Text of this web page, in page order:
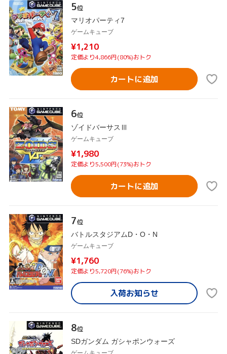
5位
マリオパーティ7
ゲームキューブ
¥1,210
定価より4,866円(80%)おトク
カートに追加
6位
ゾイドバーサスⅢ
ゲームキューブ
¥1,980
定価より5,500円(73%)おトク
カートに追加
7位
バトルスタジアムD・O・N
ゲームキューブ
¥1,760
定価より5,720円(76%)おトク
入荷お知らせ
8位
SDガンダム ガシャポンウォーズ